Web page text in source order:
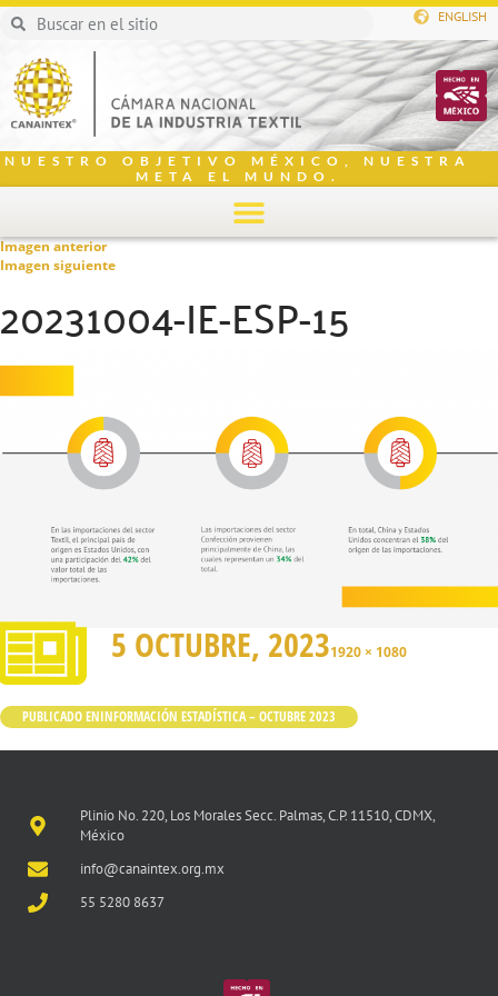
ENGLISH
NUESTRO OBJETIVO MÉXICO, NUESTRA
META EL MUNDO.
Imagen anterior
Imagen siguiente
20231004-IE-ESP-15
5 OCTUBRE, 20231920 × 1080
PUBLICADO ENINFORMACIÓN ESTADÍSTICA – OCTUBRE 2023
Plinio No. 220, Los Morales Secc. Palmas, C.P. 11510, CDMX,
México
info@canaintex.org.mx
55 5280 8637